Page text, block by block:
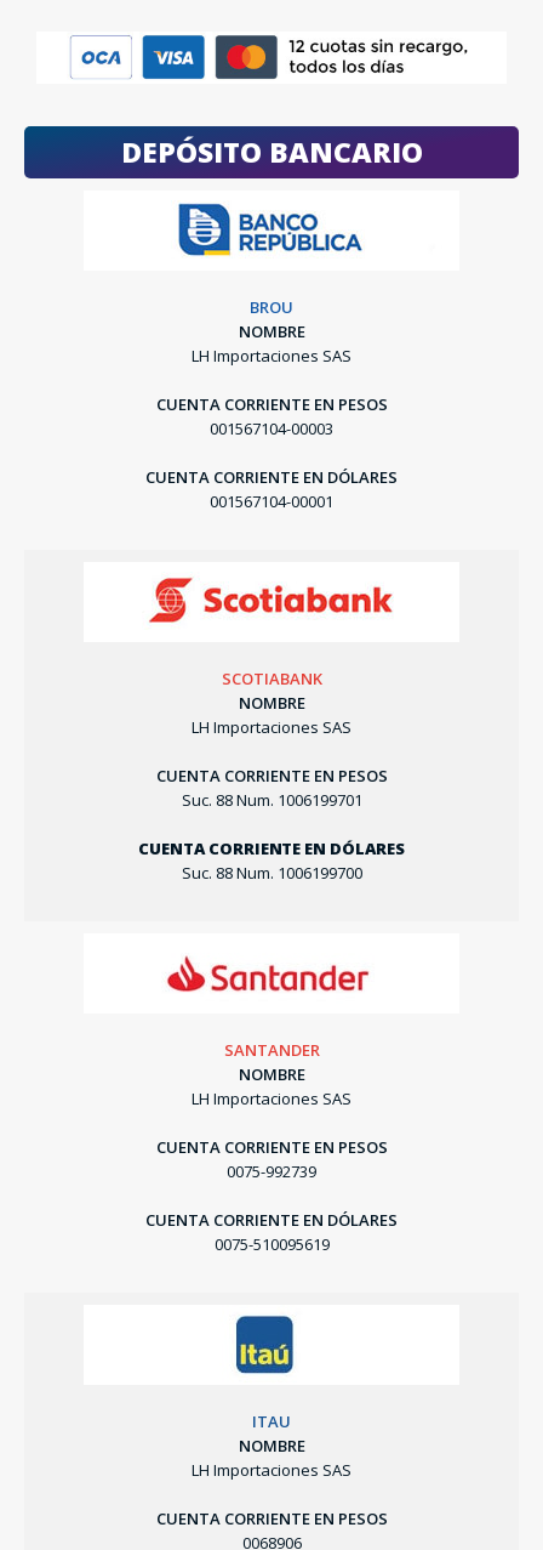
DEPÓSITO BANCARIO
BROU
NOMBRE
LH Importaciones SAS
CUENTA CORRIENTE EN PESOS
001567104-00003
CUENTA CORRIENTE EN DÓLARES
001567104-00001
SCOTIABANK
NOMBRE
LH Importaciones SAS
CUENTA CORRIENTE EN PESOS
Suc. 88 Num. 1006199701
CUENTA CORRIENTE EN DÓLARES
Suc. 88 Num. 1006199700
SANTANDER
NOMBRE
LH Importaciones SAS
CUENTA CORRIENTE EN PESOS
0075-992739
CUENTA CORRIENTE EN DÓLARES
0075-510095619
ITAU
NOMBRE
LH Importaciones SAS
CUENTA CORRIENTE EN PESOS
0068906